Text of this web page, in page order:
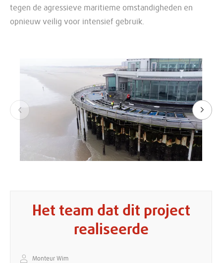
tegen de agressieve maritieme omstandigheden en
opnieuw veilig voor intensief gebruik.
Het team dat dit project
realiseerde
Monteur Wim